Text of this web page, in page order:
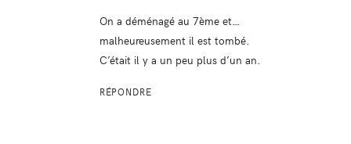
On a déménagé au 7ème et…
malheureusement il est tombé.
C’était il y a un peu plus d’un an.
RÉPONDRE